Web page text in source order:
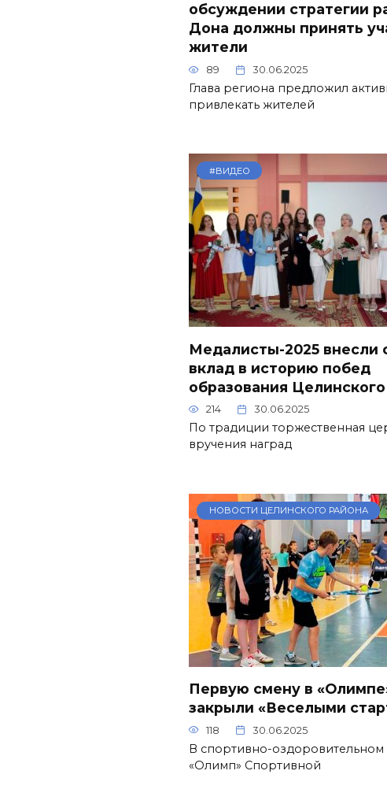
обсуждении стратегии
Дона должны принять
жители
89 30.06.2025
Глава региона предложил
привлекать жителей
#ВИДЕО
Медалисты-2025 внесли
вклад в историю побед
образования
214 30.06.2025
По традиции торжественная
вручения наград
НОВОСТИ ЦЕЛИНСКОГО РАЙОНА
Первую смену в
закрыли «Веселыми
118 30.06.2025
В спортивно-оздоровительном
«Олимп» Спортивной